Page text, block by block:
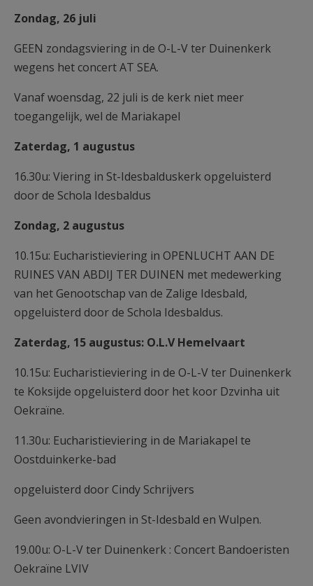
Zondag, 26 juli
GEEN zondagsviering in de O-L-V ter Duinenkerk
wegens het concert AT SEA.
Vanaf woensdag, 22 juli is de kerk niet meer
toegangelijk, wel de Mariakapel
Zaterdag, 1 augustus
16.30u: Viering in St-Idesbalduskerk opgeluisterd
door de Schola Idesbaldus
Zondag, 2 augustus
10.15u: Eucharistieviering in OPENLUCHT AAN DE
RUINES VAN ABDIJ TER DUINEN met medewerking
van het Genootschap van de Zalige Idesbald,
opgeluisterd door de Schola Idesbaldus.
Zaterdag, 15 augustus: O.L.V Hemelvaart
10.15u: Eucharistieviering in de O-L-V ter Duinenkerk
te Koksijde opgeluisterd door het koor Dzvinha uit
Oekraïne.
11.30u: Eucharistieviering in de Mariakapel te
Oostduinkerke-bad
opgeluisterd door Cindy Schrijvers
Geen avondvieringen in St-Idesbald en Wulpen.
19.00u: O-L-V ter Duinenkerk : Concert Bandoeristen
Oekraïne LVIV